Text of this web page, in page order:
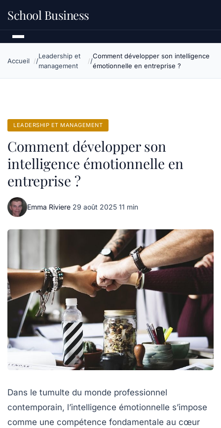
School Business
Accueil
Leadership et
management
Comment développer son intelligence
émotionnelle en entreprise ?
LEADERSHIP ET MANAGEMENT
Comment développer son
intelligence émotionnelle en
entreprise ?
Emma Riviere·29 août 2025·11 min
Dans le tumulte du monde professionnel
contemporain, l’intelligence émotionnelle s’impose
comme une compétence fondamentale au cœur